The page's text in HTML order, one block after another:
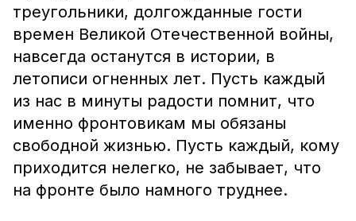
треугольники, долгожданные гости
времен Великой Отечественной войны,
навсегда останутся в истории, в
летописи огненных лет. Пусть каждый
из нас в минуты радости помнит, что
именно фронтовикам мы обязаны
свободной жизнью. Пусть каждый, кому
приходится нелегко, не забывает, что
на фронте было намного труднее.